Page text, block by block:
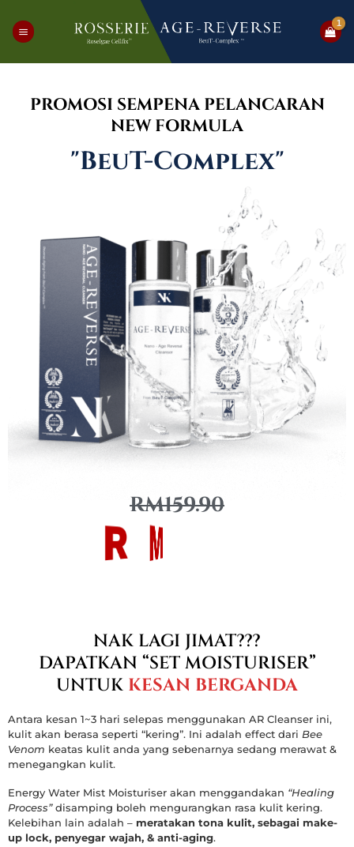
PROMOSI SEMPENA PELANCARAN
NEW FORMULA
"BeuT-Complex"
RM159.90
R M
NAK LAGI JIMAT???
DAPATKAN “SET MOISTURISER”
UNTUK KESAN BERGANDA
Antara kesan 1~3 hari selepas menggunakan AR Cleanser ini,
kulit akan berasa seperti “kering”. Ini adalah effect dari Bee
Venom keatas kulit anda yang sebenarnya sedang merawat &
menegangkan kulit.
Energy Water Mist Moisturiser akan menggandakan “Healing
Process”disamping boleh mengurangkan rasa kulit kering.
Kelebihan lain adalah – meratakan tona kulit, sebagai make-
up lock, penyegar wajah, & anti-aging.